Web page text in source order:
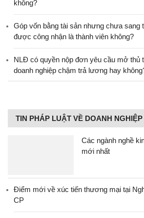
không?
Góp vốn bằng tài sản nhưng chưa sang
được công nhận là thành viên không?
NLĐ có quyền nộp đơn yêu cầu mở thủ
doanh nghiệp chậm trả lương hay
TIN PHÁP LUẬT VỀ DOANH NGHIỆP
Các ngành nghề
mới nhất
Điểm mới về xúc tiến thương mại tại
CP